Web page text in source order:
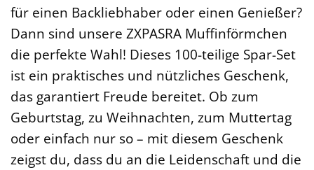
für einen Backliebhaber oder einen Genießer?
Dann sind unsere ZXPASRA Muffinförmchen
die perfekte Wahl! Dieses 100-teilige Spar-Set
ist ein praktisches und nützliches Geschenk,
das garantiert Freude bereitet. Ob zum
Geburtstag, zu Weihnachten, zum Muttertag
oder einfach nur so – mit diesem Geschenk
zeigst du, dass du an die Leidenschaft und die